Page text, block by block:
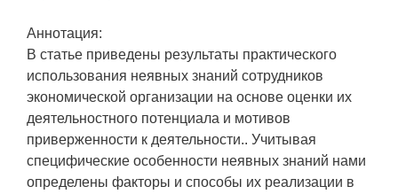
Аннотация:
В статье приведены результаты практического
использования неявных знаний сотрудников
экономической организации на основе оценки их
деятельностного потенциала и мотивов
приверженности к деятельности.. Учитывая
специфические особенности неявных знаний нами
определены факторы и способы их реализации в